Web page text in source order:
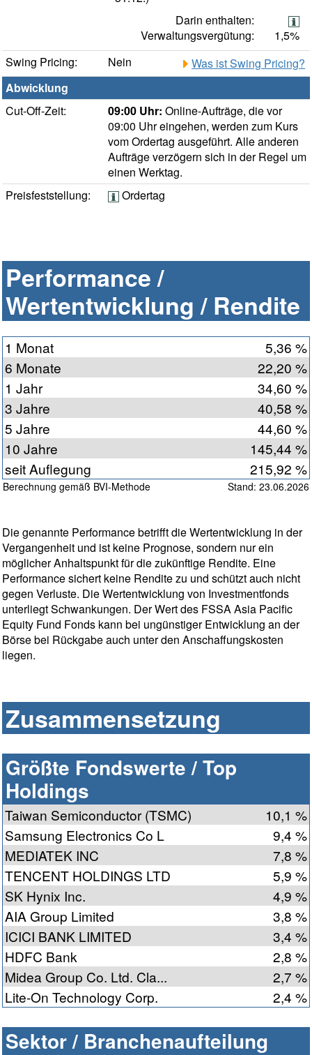
Darin enthalten:
Verwaltungsvergütung:
1,5%
Swing Pricing:
Nein
Was ist Swing Pricing?
Abwicklung
Cut-Off-Zeit:
09:00 Uhr: Online-Aufträge, die vor
09:00 Uhr eingehen, werden zum Kurs
vom Ordertag ausgeführt. Alle anderen
Aufträge verzögern sich in der Regel um
einen Werktag.
Preisfeststellung:
Ordertag
Performance /
Wertentwicklung / Rendite
1 Monat
5,36 %
6 Monate
22,20 %
1 Jahr
34,60 %
3 Jahre
40,58 %
5 Jahre
44,60 %
10 Jahre
145,44 %
seit Auflegung
215,92 %
Berechnung gemäß BVI-Methode Stand: 23.06.2026
Die genannte Performance betrifft die Wertentwicklung in der
Vergangenheit und ist keine Prognose, sondern nur ein
möglicher Anhaltspunkt für die zukünftige Rendite. Eine
Performance sichert keine Rendite zu und schützt auch nicht
gegen Verluste. Die Wertentwicklung von Investmentfonds
unterliegt Schwankungen. Der Wert des FSSA Asia Pacific
Equity Fund Fonds kann bei ungünstiger Entwicklung an der
Börse bei Rückgabe auch unter den Anschaffungskosten
liegen.
Zusammensetzung
Größte Fondswerte / Top
Holdings
Taiwan Semiconductor (TSMC)
10,1 %
Samsung Electronics Co L
9,4 %
MEDIATEK INC
7,8 %
TENCENT HOLDINGS LTD
5,9 %
SK Hynix Inc.
4,9 %
AIA Group Limited
3,8 %
ICICI BANK LIMITED
3,4 %
HDFC Bank
2,8 %
Midea Group Co. Ltd. Cla...
2,7 %
Lite-On Technology Corp.
2,4 %
Sektor / Branchenaufteilung